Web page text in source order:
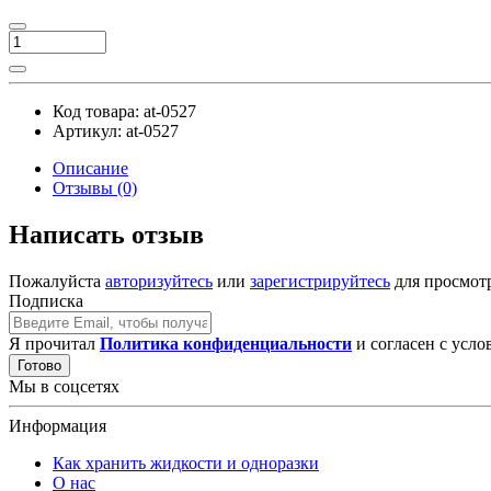
Код товара: at-0527
Артикул: at-0527
Описание
Отзывы (0)
Написать отзыв
Пожалуйста авторизуйтесь или зарегистрируйтесь для
Подписка
Я прочитал Политика конфиденциальности и согласен с
Готово
Мы в соцсетях
Информация
Как хранить жидкости и одноразки
О нас